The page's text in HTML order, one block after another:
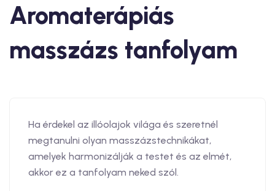
Aromaterápiás
masszázs tanfolyam
Ha érdekel az illóolajok világa és szeretnél
megtanulni olyan masszázstechnikákat,
amelyek harmonizálják a testet és az elmét,
akkor ez a tanfolyam neked szól.